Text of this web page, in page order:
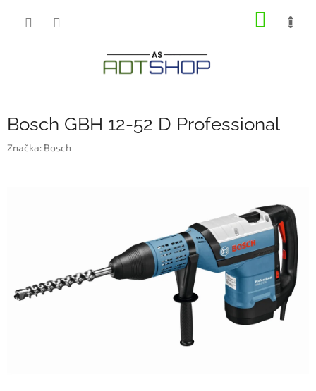
Bosch GBH 12-52 D Professional
Značka: Bosch